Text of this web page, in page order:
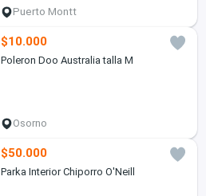
Puerto Montt
$10.000
Poleron Doo Australia talla M
Osorno
$50.000
Parka Interior Chiporro O'Neill